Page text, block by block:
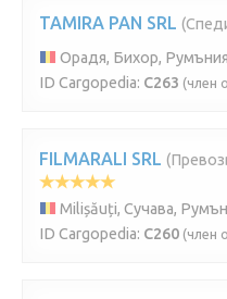
TAMIRA PAN SRL
Орадя, Бихор, Румъния
ID Cargopedia: C263 (член
FILMARALI SRL
Milișăuți, Сучава,
ID Cargopedia: C260 (член